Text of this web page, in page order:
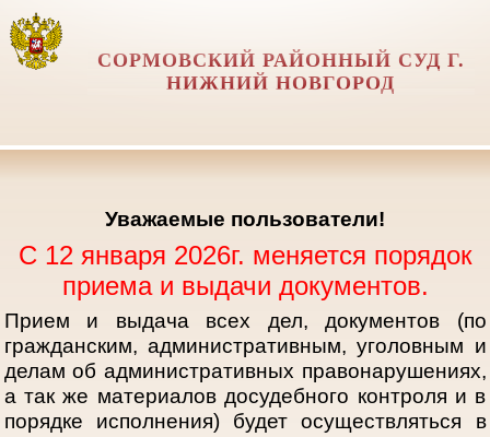
СОРМОВСКИЙ РАЙОННЫЙ СУД Г.
НИЖНИЙ НОВГОРОД
Уважаемые пользователи!
С 12 января 2026г. меняется порядок
приема и выдачи документов.
Прием и выдача всех дел, документов (по
гражданским, административным, уголовным и
делам об административных правонарушениях,
а так же материалов досудебного контроля и в
порядке исполнения) будет осуществляться в